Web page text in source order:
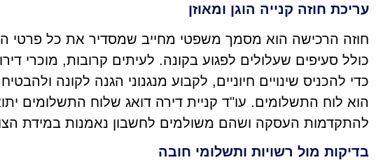
עריכת חוזה קנייה הוגן ומאוזן
חוזה הרכישה הוא מסמך משפטי מחייב שמסדיר את כל פרטי
כולל סעיפים שעלולים לפגוע בקונה. לעיתים קרובות, מוכרי
כדי להכניס שינויים חיוניים, לקבוע מנגנוני הגנה לקונה
הוא לוח התשלומים. עו"ד קניית דירה דואג שלוח התשלומים
להתקדמות העסקה ושהם משולמים לחשבון נאמנות במידת
בדיקות מול רשויות ותשלומי חובה